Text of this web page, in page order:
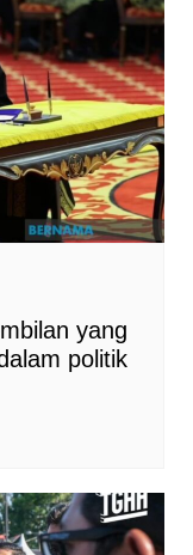
yang
politik